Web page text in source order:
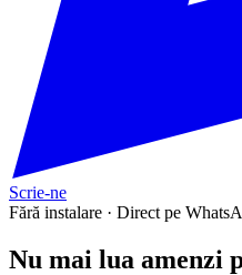
Scrie-ne
Fără instalare · Direct pe
Nu mai lua amenzi